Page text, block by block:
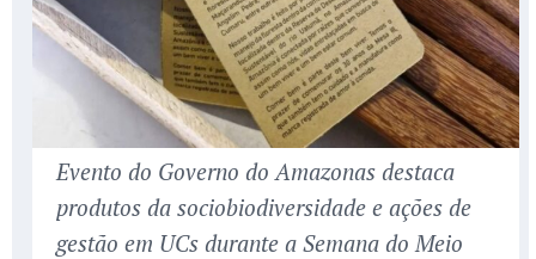
Evento do Governo do Amazonas destaca
produtos da sociobiodiversidade e ações de
gestão em UCs durante a Semana do Meio